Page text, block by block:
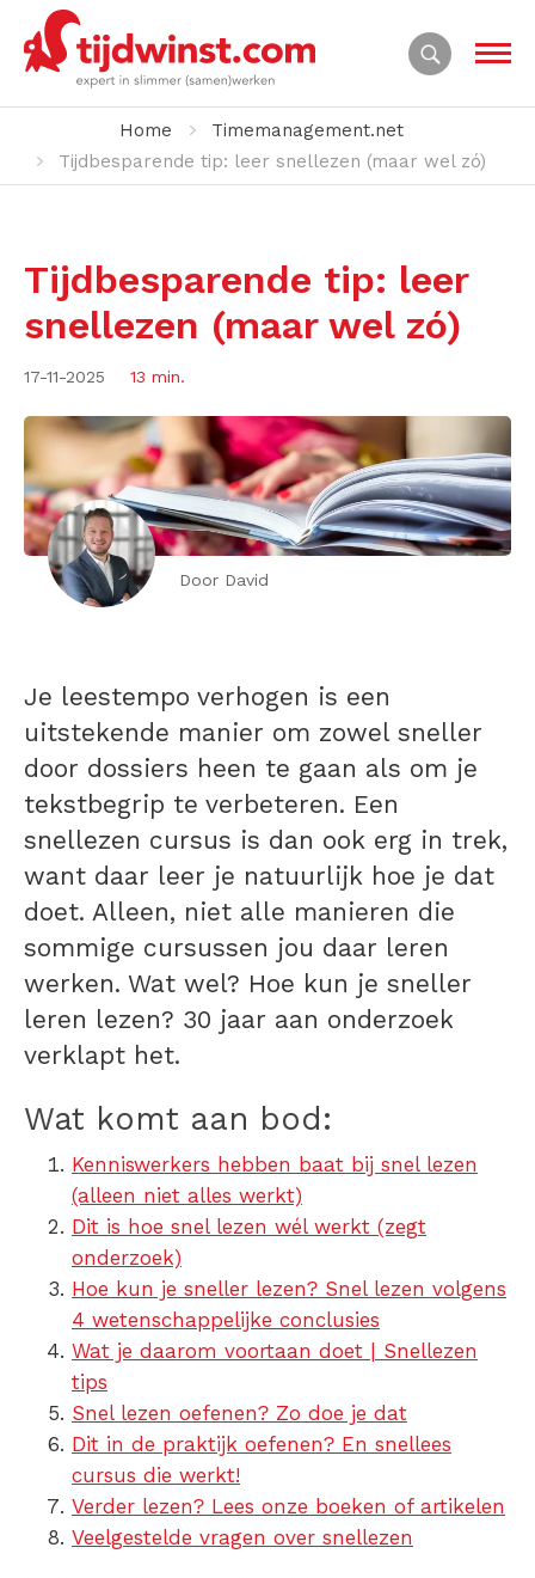
Home
Timemanagement.net
Tijdbesparende tip: leer snellezen (maar wel zó)
Tijdbesparende tip: leer
snellezen (maar wel zó)
17-11-2025 13 min.
Door David
Je leestempo verhogen is een
uitstekende manier om zowel sneller
door dossiers heen te gaan als om je
tekstbegrip te verbeteren. Een
snellezen cursus is dan ook erg in trek,
want daar leer je natuurlijk hoe je dat
doet. Alleen, niet alle manieren die
sommige cursussen jou daar leren
werken. Wat wel? Hoe kun je sneller
leren lezen? 30 jaar aan onderzoek
verklapt het.
Wat komt aan bod:
Kenniswerkers hebben baat bij snel lezen
(alleen niet alles werkt)
Dit is hoe snel lezen wél werkt (zegt
onderzoek)
Hoe kun je sneller lezen? Snel lezen volgens
4 wetenschappelijke conclusies
Wat je daarom voortaan doet | Snellezen
tips
Snel lezen oefenen? Zo doe je dat
Dit in de praktijk oefenen? En snellees
cursus die werkt!
Verder lezen? Lees onze boeken of artikelen
Veelgestelde vragen over snellezen